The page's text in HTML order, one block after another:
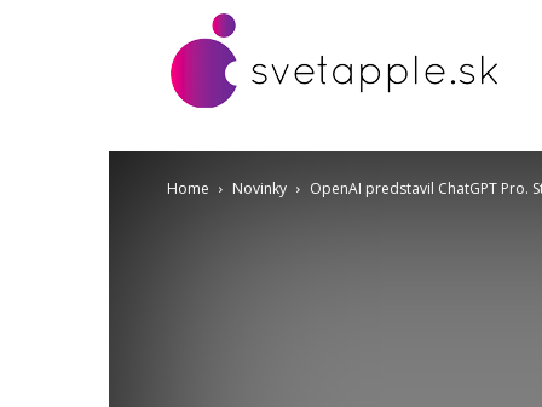
Home Novinky OpenAI predstavil ChatGPT Pro.